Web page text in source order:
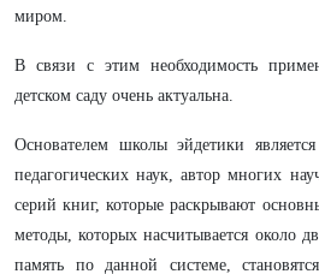
миром.
В связи с этим необходимость
детском саду очень актуальна.
Основателем школы эйдетики
педагогических наук, автор многих
серий книг, которые раскрывают
методы, которых насчитывается около
память по данной системе,